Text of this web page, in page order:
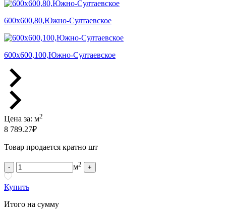
600х600,80,Южно-Султаевское
600х600,100,Южно-Султаевское
Цена за: м2
8 789.27₽
Товар продается кратно шт
- м2 +
Купить
Итого на сумму